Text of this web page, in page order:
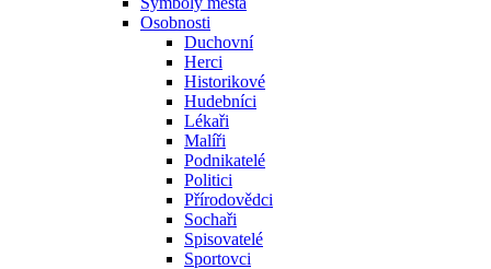
Osobnosti
Duchovní
Herci
Historikové
Hudebníci
Lékaři
Malíři
Podnikatelé
Politici
Přírodovědci
Sochaři
Spisovatelé
Sportovci